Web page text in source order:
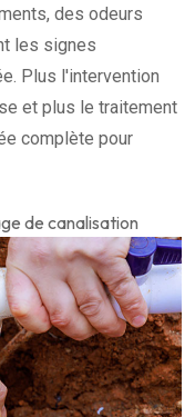
des odeurs
les signes
Plus l'intervention
et plus le traitement
complète pour